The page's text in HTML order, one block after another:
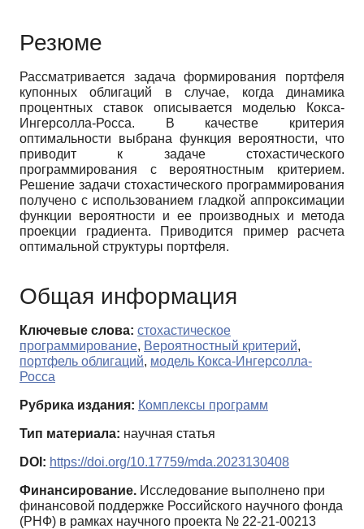
Резюме
Рассматривается задача формирования портфеля
купонных облигаций в случае, когда динамика
процентных ставок описывается моделью Кокса-
Ингерсолла-Росса. В качестве критерия
оптимальности выбрана функция вероятности, что
приводит к задаче стохастического
программирования с вероятностным критерием.
Решение задачи стохастического программирования
получено с использованием гладкой аппроксимации
функции вероятности и ее производных и метода
проекции градиента. Приводится пример расчета
оптимальной структуры портфеля.
Общая информация
Ключевые слова: стохастическое
программирование, Вероятностный критерий,
портфель облигаций, модель Кокса-Ингерсолла-
Росса
Рубрика издания: Комплексы программ
Тип материала: научная статья
DOI: https://doi.org/10.17759/mda.2023130408
Финансирование. Исследование выполнено при
финансовой поддержке Российского научного фонда
(РНФ) в рамках научного проекта № 22-21-00213